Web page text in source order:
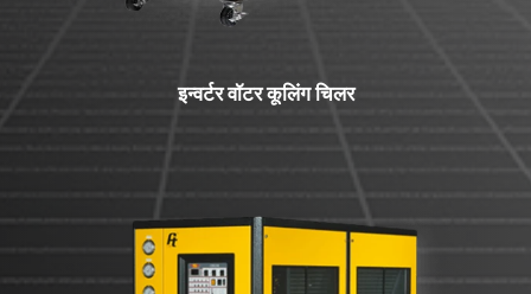
इन्वर्टर वॉटर कूलिंग चिलर